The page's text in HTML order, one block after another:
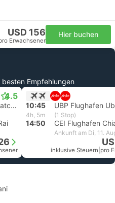
USD 156
Erwachsener
Hier buchen
Empfehlungen
4.5
UBP Flughafen Ubon Ratchathani 10:45
4h, 5m (1 Stop)
14:50 CEI Flughafen
Ankunft am Di, 11.
inklusive Steuern pro